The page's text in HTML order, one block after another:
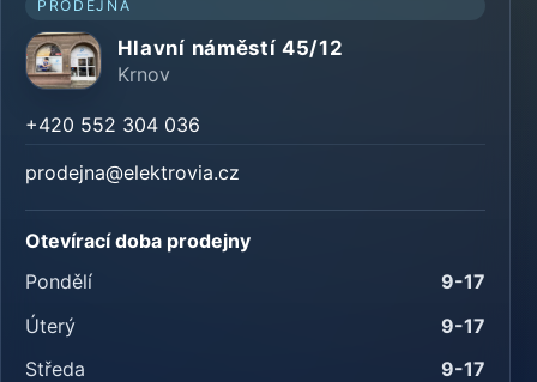
PRODEJNA
Hlavní náměstí 45/12
Krnov
+420 552 304 036
prodejna@elektrovia.cz
Otevírací doba prodejny
Pondělí
9-17
Úterý
9-17
Středa
9-17